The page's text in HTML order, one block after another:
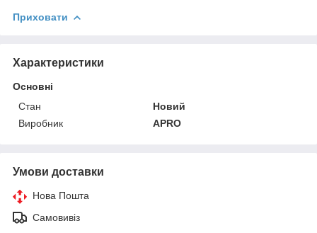
Приховати
Характеристики
Основні
Стан
Новий
Виробник
APRO
Умови доставки
Нова Пошта
Самовивіз